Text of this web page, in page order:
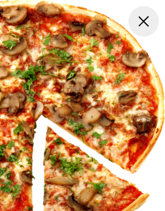
Mexicansk Pizza Nachos